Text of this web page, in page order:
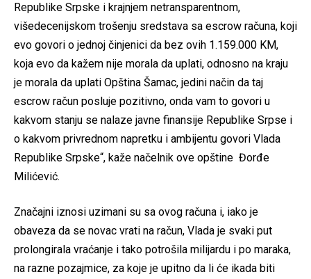
Republike Srpske i krajnjem netransparentnom,
višedecenijskom trošenju sredstava sa escrow računa, koji
evo govori o jednoj činjenici da bez ovih 1.159.000 KM,
koja evo da kažem nije morala da uplati, odnosno na kraju
je morala da uplati Opština Šamac, jedini način da taj
escrow račun posluje pozitivno, onda vam to govori u
kakvom stanju se nalaze javne finansije Republike Srpse i
o kakvom privrednom napretku i ambijentu govori Vlada
Republike Srpske“, kaže načelnik ove opštine Đorđe
Milićević.
Značajni iznosi uzimani su sa ovog računa i, iako je
obaveza da se novac vrati na račun, Vlada je svaki put
prolongirala vraćanje i tako potrošila milijardu i po maraka,
na razne pozajmice, za koje je upitno da li će ikada biti